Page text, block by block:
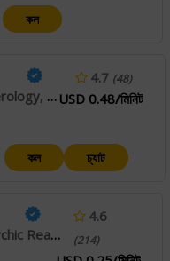
কল
Vedic, Vastu, Numerology, Palmistry, Face Reading, Muhurta
4.7 (48)
USD 0.48/মিনিট
কল চ্যাট
Tarot Reading, Psychic Reading
4.6
(214)